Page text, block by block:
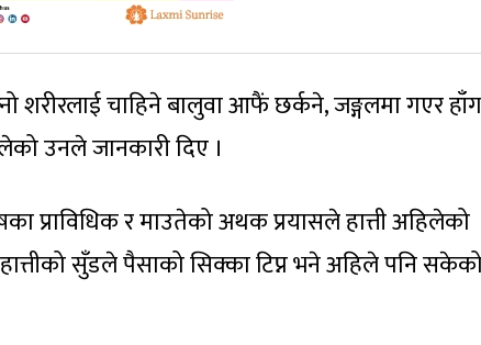
शरीरलाई चाहिने बालुवा आफैं छर्कने, जङ्गलमा गएर
उनले जानकारी दिए ।
प्राविधिक र माउतेको अथक प्रयासले हात्ती अहिलेको
सुँडले पैसाको सिक्का टिप्न भने अहिले पनि